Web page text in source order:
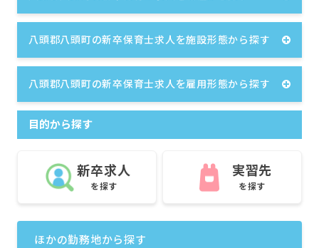
八頭郡八頭町の新卒保育士求人を施設形態から探す
八頭郡八頭町の新卒保育士求人を雇用形態から探す
目的から探す
新卒求人
を探す
実習先
を探す
ほかの勤務地から探す